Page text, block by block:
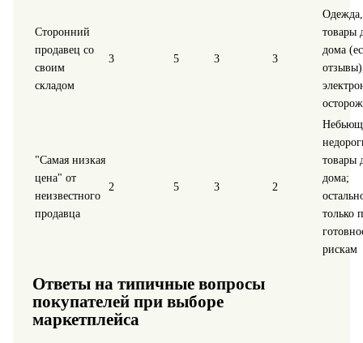
Сторонний
продавец со
своим
складом
3 5 3 3
Одежда,
товары
дома
"Самая низкая
цена" от
неизвестного
продавца
2 5 3 2
товары
дома;
только
рискам
Ответы на типичные вопросы
покупателей при выборе
маркетплейса